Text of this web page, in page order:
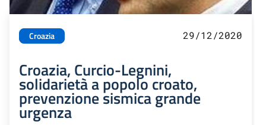
Croazia 29/12/2020
Croazia, Curcio-Legnini,
solidarietà a popolo croato,
prevenzione sismica grande
urgenza